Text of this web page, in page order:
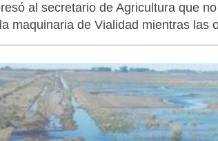
al secretario de Agricultura que
maquinaria de Vialidad mientras las